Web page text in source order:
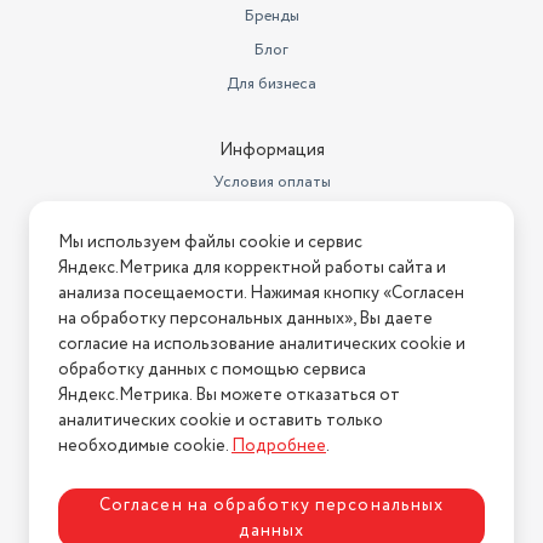
59,5х60х85 см
Количество программ стирки
14
Программы
быстрая, деликатная, детские
вещи, отжим, очистка барабана,
полоскание + отжим,
постельное белье, пуховые
вещи, ручная, синтетика,
смешанная, спортивн
Бренд
Hyundai
Тип управления
Сенсорное
Бренды
Блог
Для бизнеса
Информация
Условия оплаты
Условия возврата
Нашли ошибку на сайте? Напишите нам
2026 © Интернет-магазин "АстМаркет". У нас есть всё!
Политика конфиденциальности
Мы используем файлы cookie и сервис
Яндекс.Метрика для корректной работы сайта и
анализа посещаемости. Нажимая кнопку «Согласен
на обработку персональных данных», Вы даете
согласие на использование аналитических cookie и
обработку данных с помощью сервиса
Яндекс.Метрика. Вы можете отказаться от
аналитических cookie и оставить только
необходимые cookie.Подробнее.
Согласен на обработку персональных
данных